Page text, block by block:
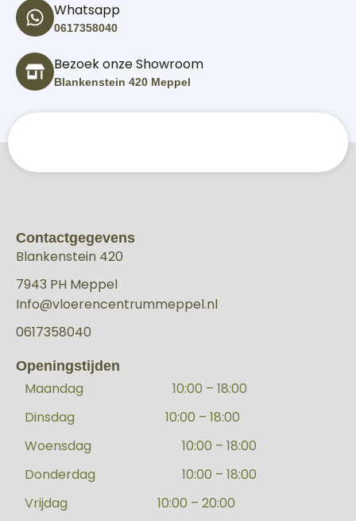
Whatsapp
0617358040
Bezoek onze Showroom
Blankenstein 420 Meppel
Contactgegevens
Blankenstein 420
7943 PH Meppel
Info@vloerencentrummeppel.nl
0617358040
Openingstijden
Maandag
10:00 – 18:00
Dinsdag
10:00 – 18:00
Woensdag
10:00 – 18:00
Donderdag
10:00 – 18:00
Vrijdag
10:00 – 20:00